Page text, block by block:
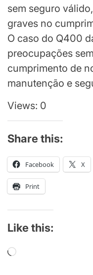
sem seguro
graves no
O caso do Q400
preocupações
cumprimento de
manutenção e
Views: 0
Share this:
Facebook X
Print
Like this:
Loading…